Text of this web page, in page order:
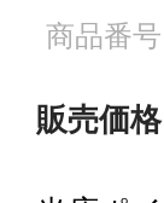
商品番号
販売価格